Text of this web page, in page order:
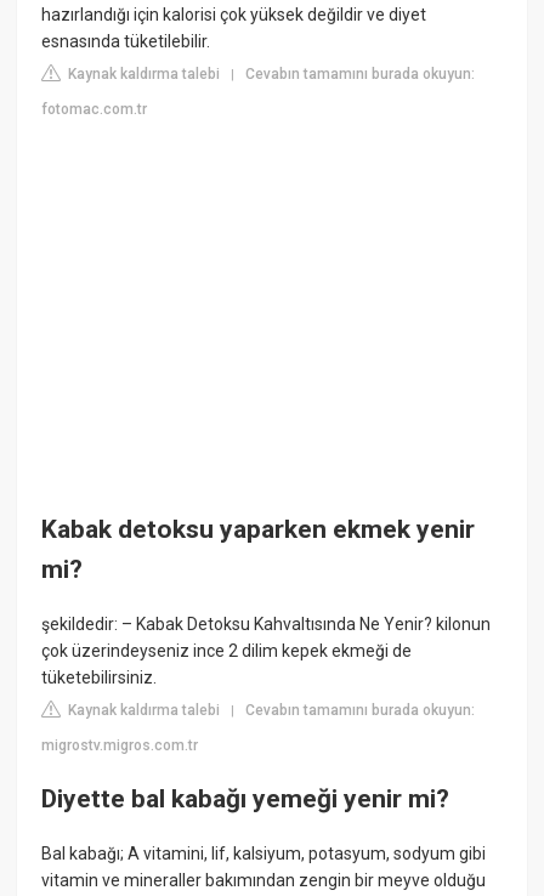
hazırlandığı için kalorisi çok yüksek değildir ve diyet
esnasında tüketilebilir.
Kaynak kaldırma talebi |Cevabın tamamını burada okuyun:
fotomac.com.tr
Kabak detoksu yaparken ekmek yenir
mi?
şekildedir: – Kabak Detoksu Kahvaltısında Ne Yenir? kilonun
çok üzerindeyseniz ince 2 dilim kepek ekmeği de
tüketebilirsiniz.
Kaynak kaldırma talebi |Cevabın tamamını burada okuyun:
migrostv.migros.com.tr
Diyette bal kabağı yemeği yenir mi?
Bal kabağı; A vitamini, lif, kalsiyum, potasyum, sodyum gibi
vitamin ve mineraller bakımından zengin bir meyve olduğu